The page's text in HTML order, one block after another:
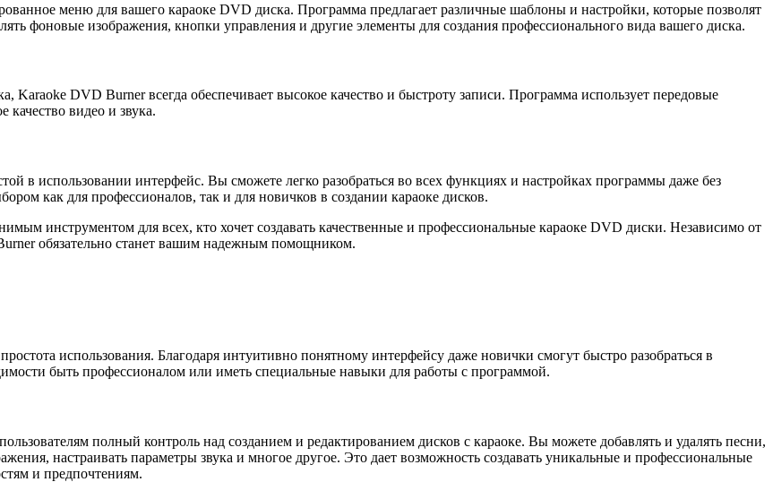
меню для вашего караоке DVD диска. Программа предлагает различные шаблоны и настройки, которые позволят
фоновые изображения, кнопки управления и другие элементы для создания профессионального вида вашего диска.
DVD Burner всегда обеспечивает высокое качество и быстроту записи. Программа использует передовые
качество видео и звука.
в использовании интерфейс. Вы сможете легко разобраться во всех функциях и настройках программы даже без
как для профессионалов, так и для новичков в создании караоке дисков.
инструментом для всех, кто хочет создавать качественные и профессиональные караоке DVD диски. Независимо от
обязательно станет вашим надежным помощником.
использования. Благодаря интуитивно понятному интерфейсу даже новички смогут быстро разобраться в
быть профессионалом или иметь специальные навыки для работы с программой.
полный контроль над созданием и редактированием дисков с караоке. Вы можете добавлять и удалять песни,
настраивать параметры звука и многое другое. Это дает возможность создавать уникальные и профессиональные
и предпочтениям.